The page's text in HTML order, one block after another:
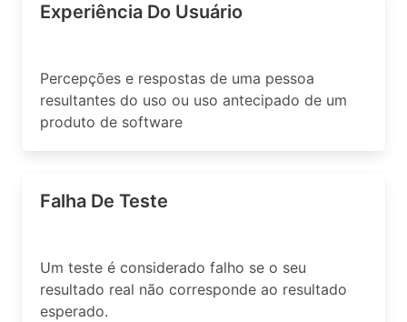
Experiência Do Usuário
Percepções e respostas de uma pessoa
resultantes do uso ou uso antecipado de um
produto de software
Falha De Teste
Um teste é considerado falho se o seu
resultado real não corresponde ao resultado
esperado.